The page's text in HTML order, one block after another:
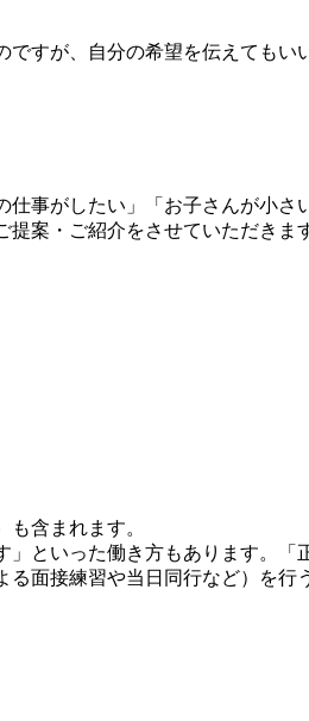
すが、自分の希望を伝えてもい
仕事がしたい」「お子さんが小さ
案・ご紹介をさせていただきま
含まれます。
」といった働き方もあります。
面接練習や当日同行など）を行